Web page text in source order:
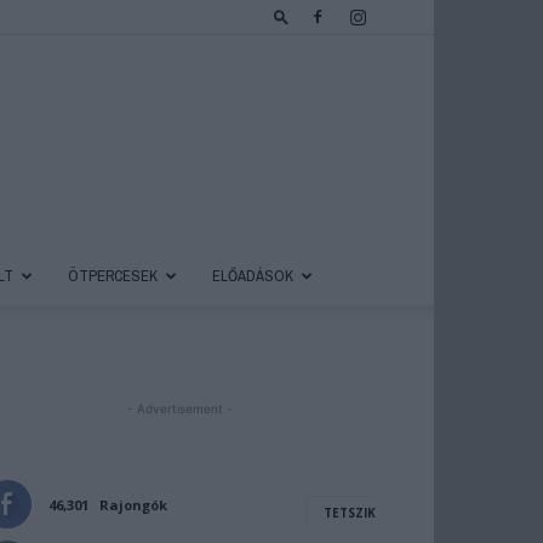
ÖTPERCESEK ELŐADÁSOK
- Advertisement -
46,301 Rajongók TETSZIK